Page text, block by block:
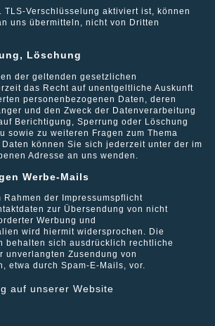
Klug | Geschäftsführer
| Assistenz der Geschäftsleitung
Gesellschafter, Stefan
Jahre 2003 trat Frau Rita Ulke in das
ist ebenfalls geschäftsführende
verstehen uns als modernes, innovatives
auf dem Immobiliensektor. Unser
der Immobilienvermittlung im Bereich
Die Immobilie ist unser tägliches Produkt
In dieser Philosophie engagieren wir
mit fachlichem Know-How zur Seite in
und nachhaltigen sowie
der Immobilie. CityGate
Ihnen das komplette Service-Spektrum.
und gut für unsere Mieter.
TLS-Verschlüsselung aktiviert ist, können
uns übermitteln, nicht von Dritten
Löschung
der geltenden gesetzlichen
das Recht auf unentgeltliche Auskunft
personenbezogenen Daten, deren
und den Zweck der Datenverarbeitung
Berichtigung, Sperrung oder Löschung
sowie zu weiteren Fragen zum Thema
können Sie sich jederzeit unter der im
Adresse an uns wenden.
Werbe-Mails
Rahmen der Impressumspflicht
zur Übersendung von nicht
Werbung und
wird hiermit widersprochen. Die
behalten sich ausdrücklich rechtliche
unverlangten Zusendung von
etwa durch Spam-E-Mails, vor.
auf unserer Website